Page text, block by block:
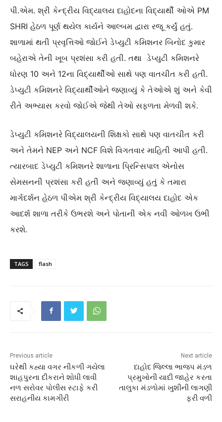
પી.એમ. શ્રી કેન્દ્રીય વિદ્યાલય દાહોદના વિદ્યાર્થી ઓએ PM
SHRI હેઠળ પૂર્ણ થયેલ કાર્યને આલ્બમ દ્વારા રજૂ કર્યું હતું.
શાળામાં થતી પ્રવૃત્તિઓ જોઈને ડેપ્યુટી કમિશનર બિનોદ કુમાર
બહેરાએ તેની ખૂબ પ્રશંસા કરી હતી. તથા ડેપ્યુટી કમિશનરે
ધોરણ 10 અને 12ના વિદ્યાર્થીઓ સાથે પણ વાતચીત કરી હતી.
ડેપ્યુટી કમિશનરે વિદ્યાર્થીઓને જણાવ્યું કે તેઓએ શું અને કેવી
રીતે અભ્યાસ કરવો જોઈએ જેથી તેઓ સફળતા મેળવી શકે.
ડેપ્યુટી કમિશનરે વિદ્યાલયની શિક્ષકો સાથે પણ વાતચીત કરી
અને તેમને NEP અને NCF વિશે વિગતવાર માહિતી આપી હતી.
ત્યારબાદ ડેપ્યુટી કમિશનરે શાળાના પ્રિન્સિપાલ એનોસ
સેમસનની પ્રશંસા કરી હતી અને જણાવ્યું હતું કે તમારા
માર્ગદર્શન હેઠળ પીએમ શ્રી કેન્દ્રીય વિદ્યાલય દાહોદ એક
આદર્શ શાળા તરીકે ઉભરશે અને પોતાની એક નવી ઓળખ ઉભી
કરશે.
TAGS flash
Previous article
ઘરેથી કહ્યા વગર નીકળી ગયેલા
શાહપુરના દીકરાને શોધી લાવી
નળ સરોવર પોલીસ સ્ટાફે કરી
સરાહનીય કામગીરી
Next article
દાહોદ જિલ્લા ભાજપ મંડળ
પ્રમુખોની યાદી જાહેર કરતા
તાલુકા મંડળોમાં ખુશીની લાગણી
ફરી વળી